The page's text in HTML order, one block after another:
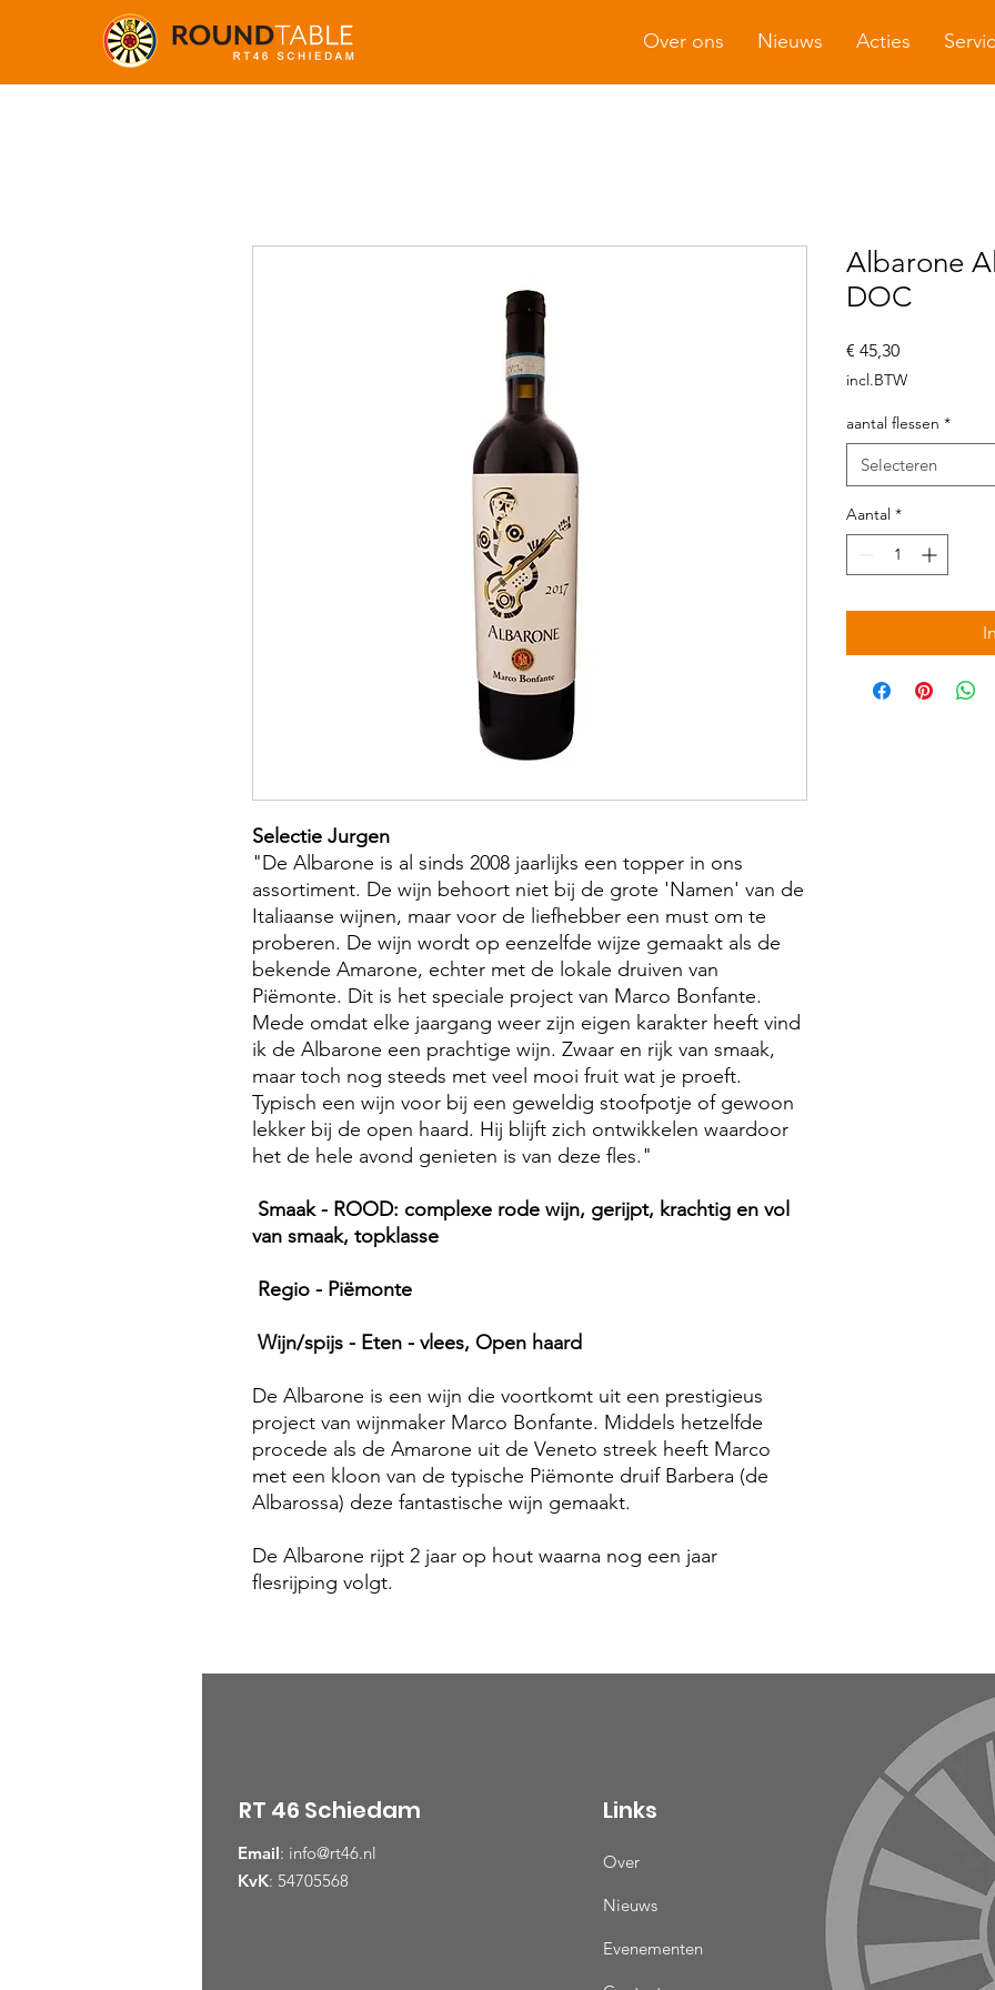
Over ons Nieuws Acties
Selectie Jurgen
"De Albarone is al sinds 2008 jaarlijks een topper in ons
assortiment. De wijn behoort niet bij de grote 'Namen' van de
Italiaanse wijnen, maar voor de liefhebber een must om te
proberen. De wijn wordt op eenzelfde wijze gemaakt als de
bekende Amarone, echter met de lokale druiven van
Piëmonte. Dit is het speciale project van Marco Bonfante.
Mede omdat elke jaargang weer zijn eigen karakter heeft vind
ik de Albarone een prachtige wijn. Zwaar en rijk van smaak,
maar toch nog steeds met veel mooi fruit wat je proeft.
Typisch een wijn voor bij een geweldig stoofpotje of gewoon
lekker bij de open haard. Hij blijft zich ontwikkelen waardoor
het de hele avond genieten is van deze fles."
Smaak - ROOD: complexe rode wijn, gerijpt, krachtig en vol
van smaak, topklasse
Regio - Piëmonte
Wijn/spijs - Eten - vlees, Open haard
De Albarone is een wijn die voortkomt uit een prestigieus
project van wijnmaker Marco Bonfante. Middels hetzelfde
procede als de Amarone uit de Veneto streek heeft Marco
met een kloon van de typische Piëmonte druif Barbera (de
Albarossa) deze fantastische wijn gemaakt.
De Albarone rijpt 2 jaar op hout waarna nog een jaar
flesrijping volgt.
Albarone
DOC
€ 45,30Prijs
incl.BTW
aantal flessen *
Selecteren
Aantal *
RT 46 Schiedam
Email: info@rt46.nl
KvK: 54705568
Links
Over
Nieuws
Evenementen